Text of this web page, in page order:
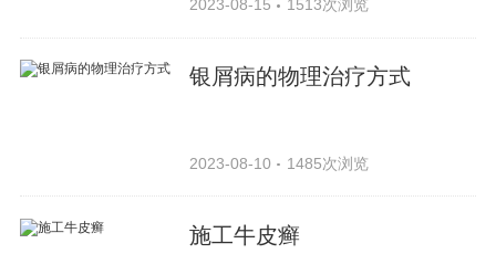
2023-08-15 1513次浏览
银屑病的物理治疗方式
2023-08-10 1485次浏览
施工牛皮癣